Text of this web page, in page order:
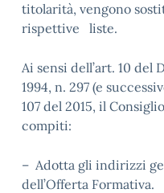
titolarità, vengono
rispettive liste.
Ai sensi dell’art. 10 del
1994, n. 297 (e
107 del 2015, il
compiti:
– Adotta gli indirizzi
dell’Offerta Formativa.